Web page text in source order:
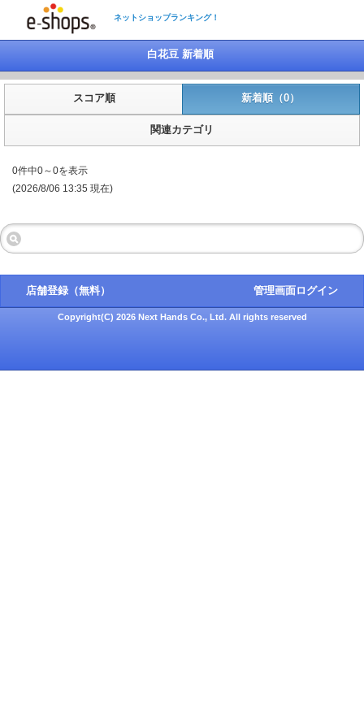
ネットショップランキング！
白花豆 新着順
スコア順 新着順（0）
関連カテゴリ
0件中0～0を表示
(2026/8/06 13:35 現在)
店舗登録（無料） 管理画面ログイン
Copyright(C) 2026 Next Hands Co., Ltd. All rights reserved